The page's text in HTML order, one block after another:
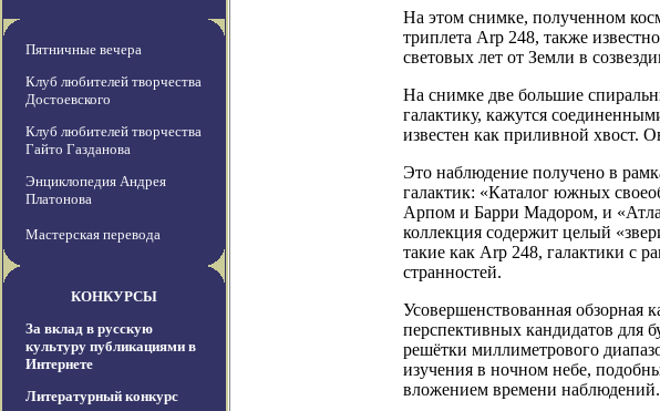
Пятничные вечера
Клуб любителей творчества
Достоевского
Клуб любителей творчества
Гайто Газданова
Энциклопедия Андрея
Платонова
Мастерская перевода
КОНКУРСЫ
За вклад в русскую
культуру публикациями в
Интернете
Литературный конкурс
На этом снимке, полученном
триплета Arp 248, также
световых лет от Земли в
На снимке две большие
галактику, кажутся
известен как приливной хвост.
Это наблюдение получено в
галактик: «Каталог южных
Арпом и Барри Мадором, и
коллекция содержит целый
такие как Arp 248, галактики с
странностей.
Усовершенствованная обзорная
перспективных кандидатов для
решётки миллиметрового
изучения в ночном небе,
вложением времени наблюдений.